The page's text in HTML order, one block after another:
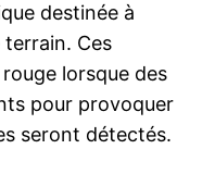
destinée à
terrain. Ces
lorsque des
pour provoquer
seront détectés.